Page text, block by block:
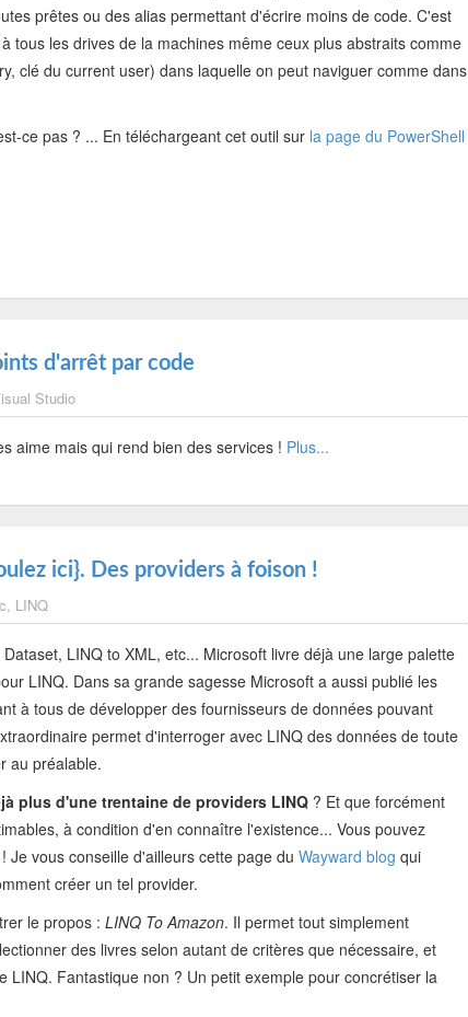
prêtes ou des alias permettant d'écrire moins de code. C'est
tous les drives de la machines même ceux plus abstraits comme
clé du current user) dans laquelle on peut naviguer comme dans
ce pas ? ... En téléchargeant cet outil sur la page du PowerShell
d'arrêt par code
Studio
aime mais qui rend bien des services ! Plus...
ici}. Des providers à foison !
, LINQ
LINQ to XML, etc... Microsoft livre déjà une large palette
LINQ. Dans sa grande sagesse Microsoft a aussi publié les
à tous de développer des fournisseurs de données pouvant
permet d'interroger avec LINQ des données de toute
au préalable.
plus d'une trentaine de providers LINQ ? Et que forcément
à condition d'en connaître l'existence... Vous pouvez
! Je vous conseille d'ailleurs cette page du Wayward blog qui
créer un tel provider.
le propos : LINQ To Amazon. Il permet tout simplement
des livres selon autant de critères que nécessaire, et
LINQ. Fantastique non ? Un petit exemple pour concrétiser la